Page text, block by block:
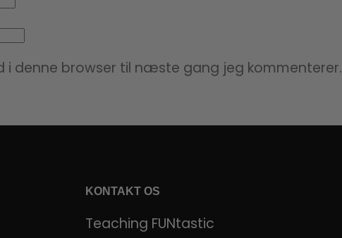
i denne browser til næste gang jeg kommenterer.
KONTAKT OS
Teaching FUNtastic